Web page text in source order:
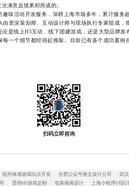
满意反馈累积而成的。
活动开发服务，深耕上海市场多年，累计服务超
由资深策划师、互动设计师与现场执行专家组成，
是线上H5互动、线下团建游戏，还是大型品牌发
每一个细节都经得起推敲。目前已有多个成功案例
扫码立即咨询
杭州体感游戏玩法开发 合肥公众号推文设计公司
武
昆明H5游戏定制 包装插画设计 上海小程序UI设